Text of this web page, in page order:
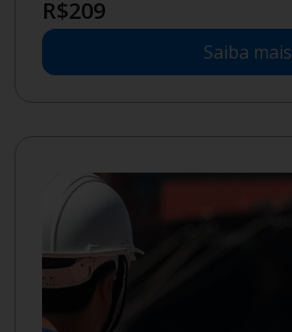
R$209
Saiba mais